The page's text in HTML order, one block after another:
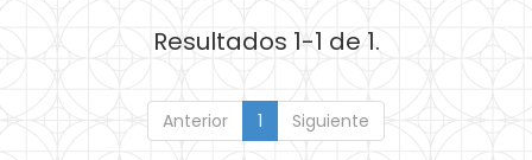
Resultados 1-1 de 1.
Anterior 1 Siguiente